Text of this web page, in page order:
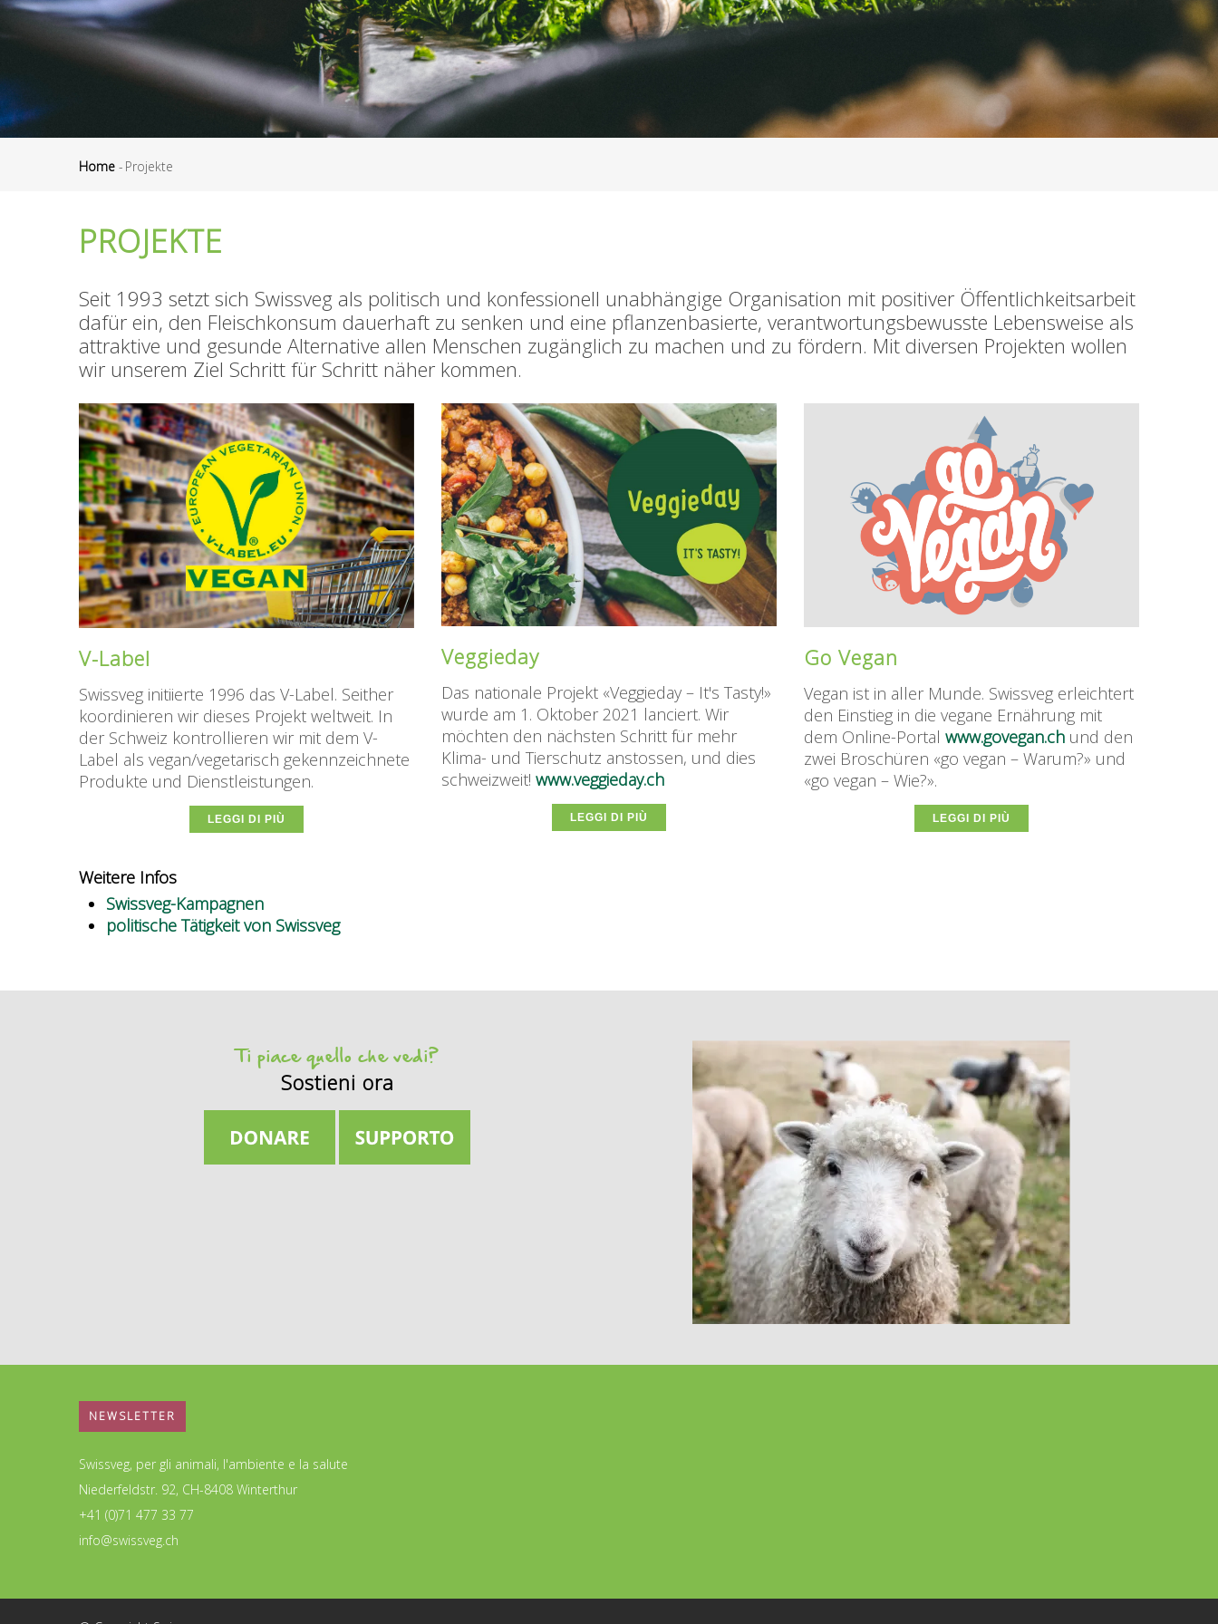
di
pane
Home - Projekte
PROJEKTE
Seit 1993 setzt sich Swissveg als politisch und konfessionell unabhängige Organisation mit positiver Öffentlichkeitsarbeit
dafür ein, den Fleischkonsum dauerhaft zu senken und eine pflanzenbasierte, verantwortungsbewusste Lebensweise als
attraktive und gesunde Alternative allen Menschen zugänglich zu machen und zu fördern. Mit diversen Projekten wollen
wir unserem Ziel Schritt für Schritt näher kommen.
V-Label
Swissveg initiierte 1996 das V-Label. Seither
koordinieren wir dieses Projekt weltweit. In
der Schweiz kontrollieren wir mit dem V-
Label als vegan/vegetarisch gekennzeichnete
Produkte und Dienstleistungen.
LEGGI DI PIÙ
Veggieday
Das nationale Projekt «Veggieday – It's Tasty!»
wurde am 1. Oktober 2021 lanciert. Wir
möchten den nächsten Schritt für mehr
Klima- und Tierschutz anstossen, und dies
schweizweit! www.veggieday.ch
LEGGI DI PIÙ
Go Vegan
Vegan ist in aller Munde. Swissveg erleichtert
den Einstieg in die vegane Ernährung mit
dem Online-Portal www.govegan.ch und den
zwei Broschüren «go vegan – Warum?» und
«go vegan – Wie?».
LEGGI DI PIÙ
Weitere Infos
Swissveg-Kampagnen
politische Tätigkeit von Swissveg
Ti piace quello che vedi?
Sostieni ora
NEWSLETTER
Swissveg, per gli animali, l'ambiente e la salute
Niederfeldstr. 92, CH-8408 Winterthur
+41 (0)71 477 33 77
info@swissveg.ch